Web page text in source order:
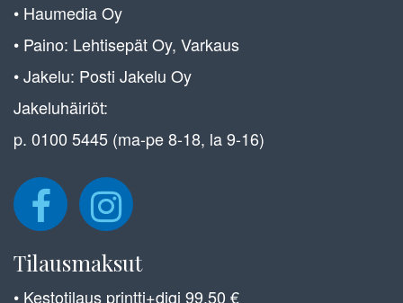
• Haumedia Oy
• Paino: Lehtisepät Oy, Varkaus
• Jakelu: Posti Jakelu Oy
Jakeluhäiriöt:
p. 0100 5445 (ma-pe 8-18, la 9-16)
Tilausmaksut
• Kestotilaus printti+digi 99,50 €